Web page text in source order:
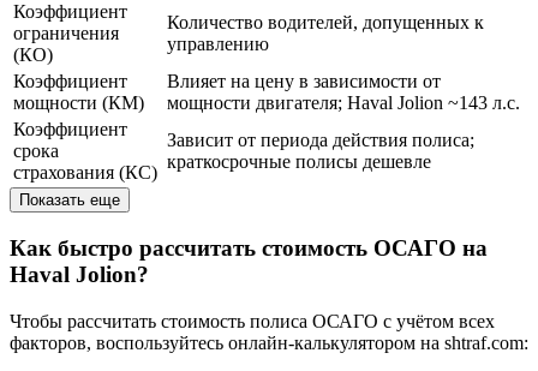
Коэффициент
ограничения
(КО)
Количество водителей, допущенных к
управлению
Коэффициент
мощности (КМ)
Влияет на цену в зависимости от
мощности двигателя; Haval Jolion ~143 л.с.
Коэффициент
срока
страхования (КС)
Зависит от периода действия полиса;
краткосрочные полисы дешевле
Показать еще
Как быстро рассчитать стоимость ОСАГО на
Haval Jolion?
Чтобы рассчитать стоимость полиса ОСАГО с учётом всех
факторов, воспользуйтесь онлайн-калькулятором на shtraf.com: